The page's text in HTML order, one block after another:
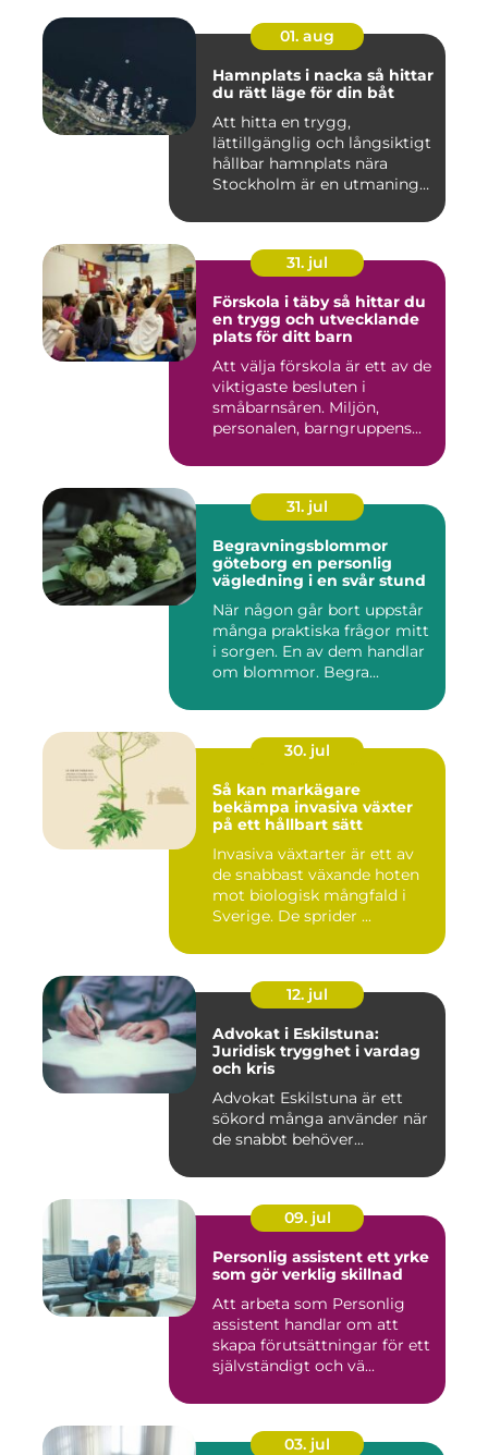
01. aug
Hamnplats i nacka så hittar
du rätt läge för din båt
Att hitta en trygg,
lättillgänglig och långsiktigt
hållbar hamnplats nära
Stockholm är en utmaning
31. jul
Förskola i täby så hittar du
en trygg och utvecklande
plats för ditt barn
Att välja förskola är ett av de
viktigaste besluten i
småbarnsåren. Miljön,
personalen, barngruppens...
31. jul
Begravningsblommor
göteborg en personlig
vägledning i en svår stund
När någon går bort uppstår
många praktiska frågor mitt
i sorgen. En av dem handlar
om blommor. Begra...
30. jul
Så kan markägare
bekämpa invasiva växter
på ett hållbart sätt
Invasiva växtarter är ett av
de snabbast växande hoten
mot biologisk mångfald i
Sverige. De sprider ...
12. jul
Advokat i Eskilstuna:
Juridisk trygghet i vardag
och kris
Advokat Eskilstuna är ett
sökord många använder när
de snabbt behöver...
09. jul
Personlig assistent ett yrke
som gör verklig skillnad
Att arbeta som Personlig
assistent handlar om att
skapa förutsättningar för ett
självständigt och vä...
03. jul